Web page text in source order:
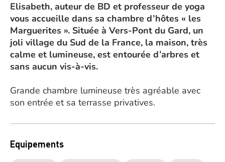
Elisabeth, auteur de BD et professeur de yoga
vous accueille dans sa chambre d’hôtes « les
Marguerites ». Située à Vers-Pont du Gard, un
joli village du Sud de la France, la maison, très
calme et lumineuse, est entourée d’arbres et
sans aucun vis-à-vis.
Grande chambre lumineuse très agréable avec
son entrée et sa terrasse privatives.
Equipements